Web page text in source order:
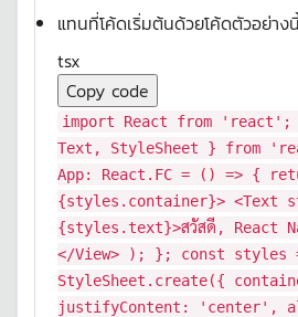
แทนที่โค้ดเริ่มต้นด้วยโค้ดตัวอย่าง
tsx
Copy code
import React from 'react' ;
Text , StyleSheet } from
App: React . FC = () => {
{styles.container}> <Text
{styles.text}>สวัสดี, React
</View> ); }; const styles
StyleSheet . create({
justifyContent : 'center' ,